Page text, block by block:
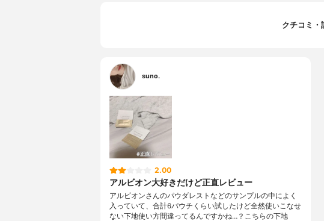
ク、トリセテアレス－4リ
クチコミ・
suno.
2.00
アルビオン大好きだけど正直レビュー
アルビオンさんのパウダレストなどのサンプルの中によく
入っていて、合計6パウチくらい試したけど全然使いこなせ
ない下地使い方間違ってるんですかね…？こちらの下地